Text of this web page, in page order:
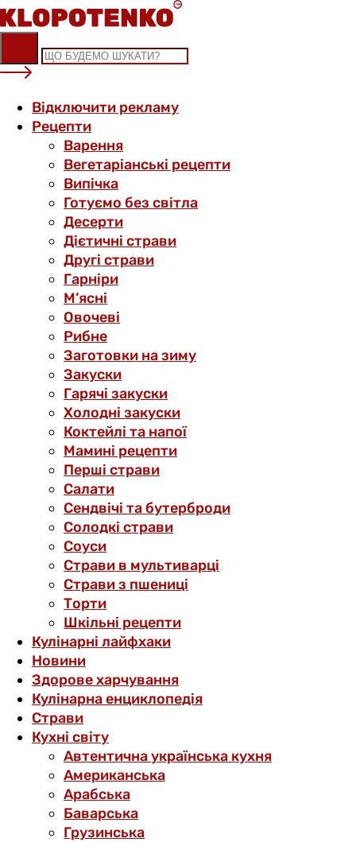
Skip
to
content
Відключити рекламу
Рецепти
Варення
Вегетаріанські рецепти
Випічка
Готуємо без світла
Десерти
Дієтичні страви
Другі страви
Гарніри
М’ясні
Овочеві
Рибне
Заготовки на зиму
Закуски
Гарячі закуски
Холодні закуски
Коктейлі та напої
Мамині рецепти
Перші страви
Салати
Сендвічі та бутерброди
Солодкі страви
Соуси
Страви в мультиварці
Страви з пшениці
Торти
Шкільні рецепти
Кулінарні лайфхаки
Новини
Здорове харчування
Кулінарна енциклопедія
Страви
Кухні світу
Автентична українська кухня
Американська
Арабська
Баварська
Грузинська